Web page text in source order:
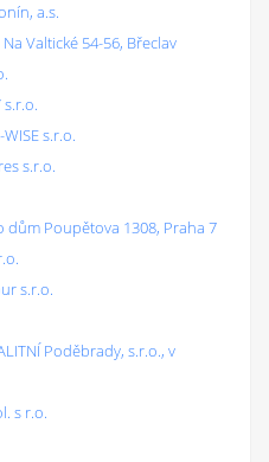
a.s.
Valtické 54-56, Břeclav
s.r.o.
s.r.o.
s.r.o.
dům Poupětova 1308, Praha 7
s.r.o.
Poděbrady, s.r.o., v
s r.o.